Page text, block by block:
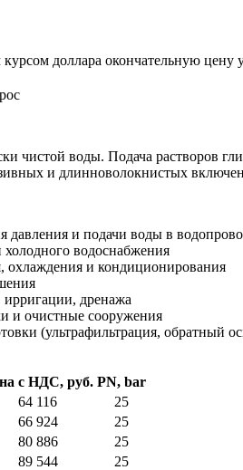
доллара окончательную цену
чистой воды. Подача растворов
и длинноволокнистых
и подачи воды в
водоснабжения
охлаждения и кондиционирования
дренажа
и очистные сооружения
(ультрафильтрация, обратный
с НДС, руб. PN, bar
64 116
25
66 924
25
80 886
25
89 544
25